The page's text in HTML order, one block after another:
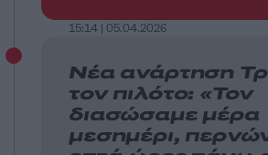
15:14 | 05.04.2026
Νέα ανάρτηση
τον πιλότο: «Τον
διασώσαμε μέρα
μεσημέρι,